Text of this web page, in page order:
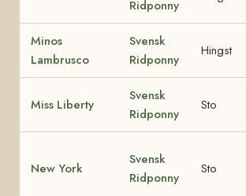
Ridponny
Minos
Lambrusco
Svensk
Ridponny
Hingst
Miss Liberty
Svensk
Ridponny
Sto
New York
Svensk
Ridponny
Sto